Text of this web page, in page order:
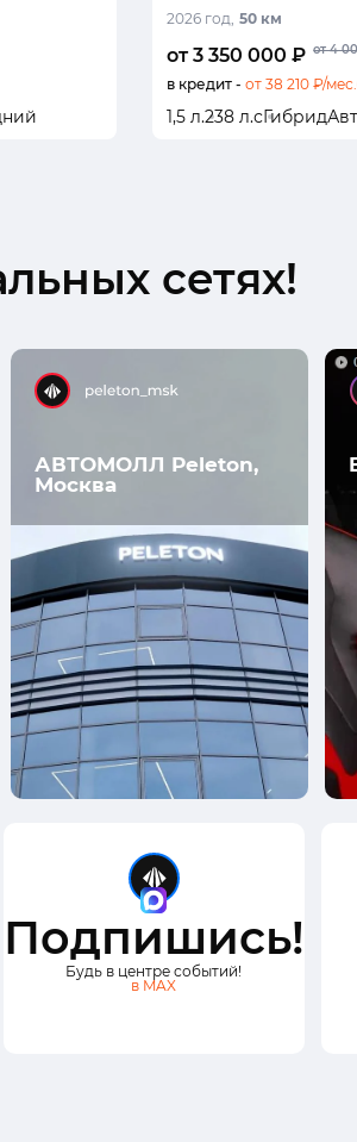
2026 год, 50 км
от 3 350 000 ₽ от 4
в кредит - от 38 210 ₽/мес.
1,5 л.238 л.сГибрид
сетях!
АВТОМОЛЛ Peleton,
Москва
Подпишись!
Будь в центре событий!
в MAX